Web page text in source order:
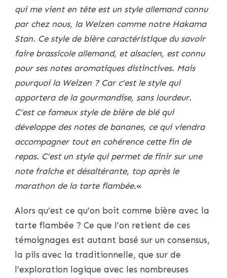
qui me vient en tête est un style allemand connu
par chez nous, la Weizen comme notre Hakama
Stan. Ce style de bière caractéristique du savoir
faire brassicole allemand, et alsacien, est connu
pour ses notes aromatiques distinctives. Mais
pourquoi la Weizen ? Car c’est le style qui
apportera de la gourmandise, sans lourdeur.
C’est ce fameux style de bière de blé qui
développe des notes de bananes, ce qui viendra
accompagner tout en cohérence cette fin de
repas. C’est un style qui permet de finir sur une
note fraîche et désaltérante, top après le
marathon de la tarte flambée.«
Alors qu’est ce qu’on boit comme bière avec la
tarte flambée ? Ce que l’on retient de ces
témoignages est autant basé sur un consensus,
la pils avec la traditionnelle, que sur de
l’exploration logique avec les nombreuses